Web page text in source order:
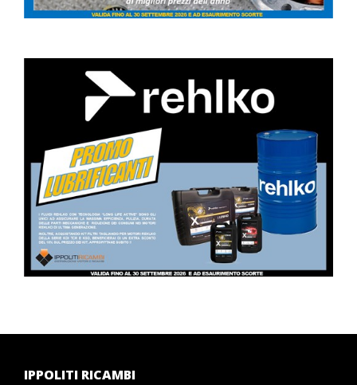
IPPOLITI RICAMBI